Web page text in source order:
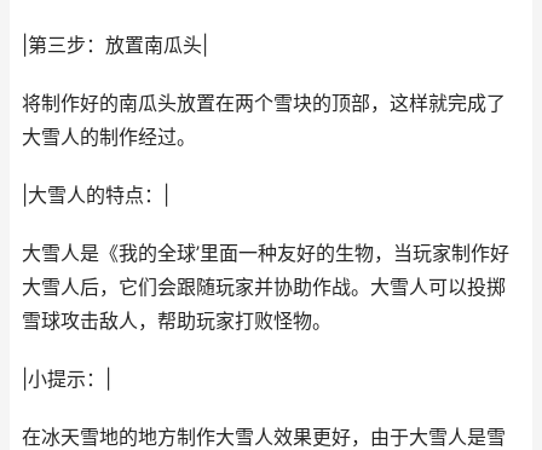
|第三步：放置南瓜头|
将制作好的南瓜头放置在两个雪块的顶部，这样就完成了
大雪人的制作经过。
|大雪人的特点：|
大雪人是《我的全球’里面一种友好的生物，当玩家制作好
大雪人后，它们会跟随玩家并协助作战。大雪人可以投掷
雪球攻击敌人，帮助玩家打败怪物。
|小提示：|
在冰天雪地的地方制作大雪人效果更好，由于大雪人是雪